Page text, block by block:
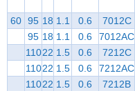
60 95 18 1.1 0.6 7012C
95 18 1.1 0.6 7012AC
11022 1.5 0.6 7212C
11022 1.5 0.6 7212AC
11022 1.5 0.6 7212B